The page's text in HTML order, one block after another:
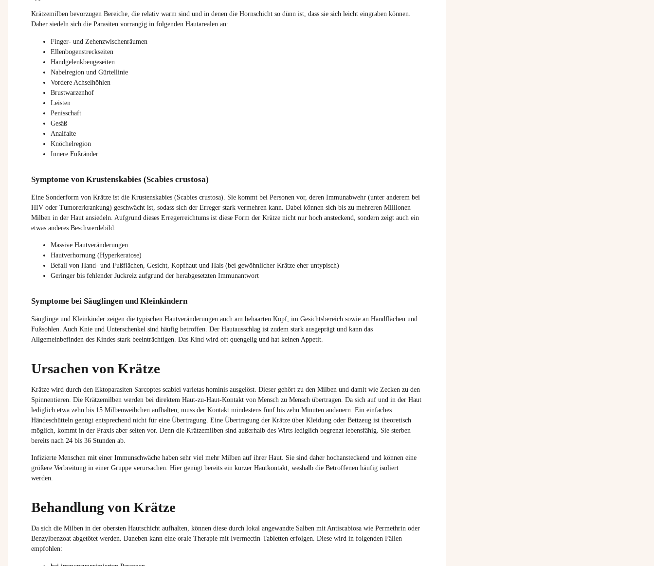
Krätzemilben bevorzugen Bereiche, die relativ warm sind und in denen die Hornschicht so dünn ist, dass sie sich leicht eingraben können.
Daher siedeln sich die Parasiten vorrangig in folgenden Hautarealen an:
Finger- und Zehenzwischenräumen
Ellenbogenstreckseiten
Handgelenkbeugeseiten
Nabelregion und Gürtellinie
Vordere Achselhöhlen
Brustwarzenhof
Leisten
Penisschaft
Gesäß
Analfalte
Knöchelregion
Innere Fußränder
Symptome von Krustenskabies (Scabies crustosa)
Eine Sonderform von Krätze ist die Krustenskabies (Scabies crustosa). Sie kommt bei Personen vor, deren Immunabwehr (unter anderem bei
HIV oder Tumorerkrankung) geschwächt ist, sodass sich der Erreger stark vermehren kann. Dabei können sich bis zu mehreren Millionen
Milben in der Haut ansiedeln. Aufgrund dieses Erregerreichtums ist diese Form der Krätze nicht nur hoch ansteckend, sondern zeigt auch ein
etwas anderes Beschwerdebild:
Massive Hautveränderungen
Hautverhornung (Hyperkeratose)
Befall von Hand- und Fußflächen, Gesicht, Kopfhaut und Hals (bei gewöhnlicher Krätze eher untypisch)
Geringer bis fehlender Juckreiz aufgrund der herabgesetzten Immunantwort
Symptome bei Säuglingen und Kleinkindern
Säuglinge und Kleinkinder zeigen die typischen Hautveränderungen auch am behaarten Kopf, im Gesichtsbereich sowie an Handflächen und
Fußsohlen. Auch Knie und Unterschenkel sind häufig betroffen. Der Hautausschlag ist zudem stark ausgeprägt und kann das
Allgemeinbefinden des Kindes stark beeinträchtigen. Das Kind wird oft quengelig und hat keinen Appetit.
Ursachen von Krätze
Krätze wird durch den Ektoparasiten Sarcoptes scabiei varietas hominis ausgelöst. Dieser gehört zu den Milben und damit wie Zecken zu den
Spinnentieren. Die Krätzemilben werden bei direktem Haut-zu-Haut-Kontakt von Mensch zu Mensch übertragen. Da sich auf und in der Haut
lediglich etwa zehn bis 15 Milbenweibchen aufhalten, muss der Kontakt mindestens fünf bis zehn Minuten andauern. Ein einfaches
Händeschütteln genügt entsprechend nicht für eine Übertragung. Eine Übertragung der Krätze über Kleidung oder Bettzeug ist theoretisch
möglich, kommt in der Praxis aber selten vor. Denn die Krätzemilben sind außerhalb des Wirts lediglich begrenzt lebensfähig. Sie sterben
bereits nach 24 bis 36 Stunden ab.
Infizierte Menschen mit einer Immunschwäche haben sehr viel mehr Milben auf ihrer Haut. Sie sind daher hochansteckend und können eine
größere Verbreitung in einer Gruppe verursachen. Hier genügt bereits ein kurzer Hautkontakt, weshalb die Betroffenen häufig isoliert
werden.
Behandlung von Krätze
Da sich die Milben in der obersten Hautschicht aufhalten, können diese durch lokal angewandte Salben mit Antiscabiosa wie Permethrin oder
Benzylbenzoat abgetötet werden. Daneben kann eine orale Therapie mit Ivermectin-Tabletten erfolgen. Diese wird in folgenden Fällen
empfohlen: